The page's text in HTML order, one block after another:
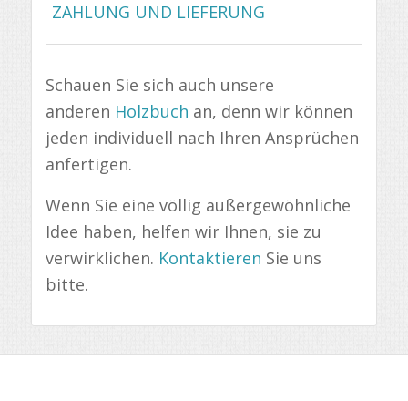
ZAHLUNG UND LIEFERUNG
Schauen Sie sich auch unsere
anderen Holzbuch an, denn wir können
jeden individuell nach Ihren Ansprüchen
anfertigen.
Wenn Sie eine völlig außergewöhnliche
Idee haben, helfen wir Ihnen, sie zu
verwirklichen. Kontaktieren Sie uns
bitte.